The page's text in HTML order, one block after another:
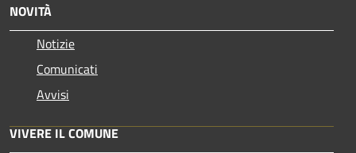
NOVITÀ
Notizie
Comunicati
Avvisi
VIVERE IL COMUNE